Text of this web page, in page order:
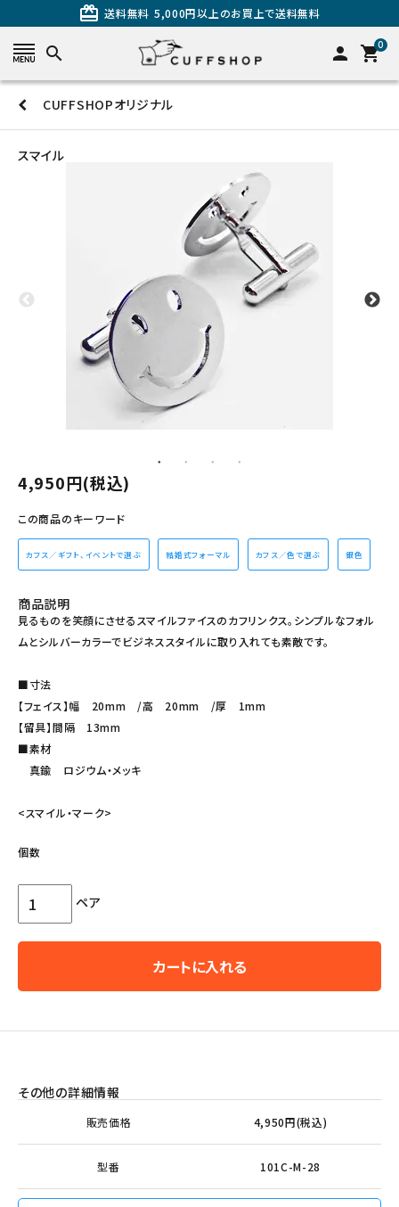
card_giftcard 送料無料 5,000円以上のお買上で送料無料
search person 0
shopping_cart
カテゴリーから探す
カフスを探す
修理・交換
カフス相談室
CUFFSHOPオリジナル
スマイル
4,950円(税込)
この商品のキーワード
カフス／ギフト、イベントで選ぶ 結婚式フォーマル カフス／色で選ぶ 銀色
商品説明
見るものを笑顔にさせるスマイルファイスのカフリンクス。シンプルなフォル
ムとシルバーカラーでビジネススタイルに取り入れても素敵です。
■寸法
【フェイス】幅 20mm /高 20mm /厚 1mm
【留具】間隔 13mm
■素材
真鍮 ロジウム・メッキ
<スマイル・マーク>
個数
ペア
カートに入れる
その他の詳細情報
販売価格 4,950円(税込)
型番 101C-M-28